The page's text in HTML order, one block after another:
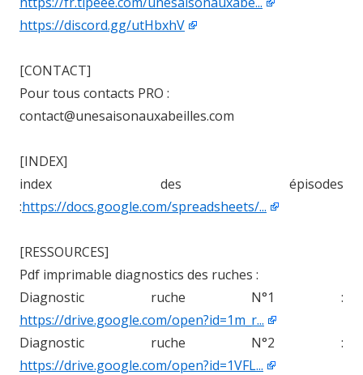
https://discord.gg/utHbxhV
[CONTACT]
Pour tous contacts PRO :
contact@unesaisonauxabeilles.com
[INDEX]
index des épisodes
:https://docs.google.com/spreadsheets/...
[RESSOURCES]
Pdf imprimable diagnostics des ruches :
Diagnostic ruche N°1 :
https://drive.google.com/open?id=1m_r...
Diagnostic ruche N°2 :
https://drive.google.com/open?id=1VFL...